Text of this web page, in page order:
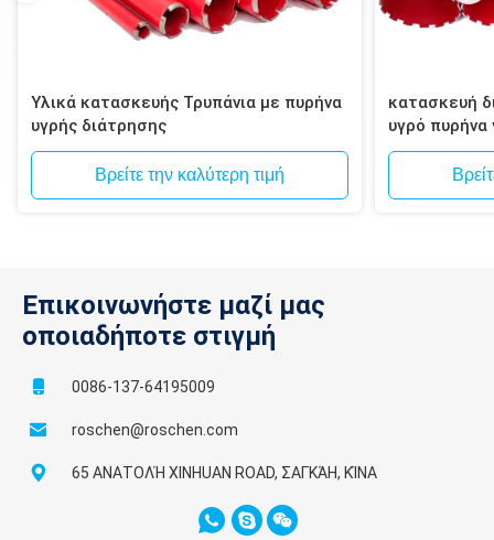
Υλικά κατασκευής Τρυπάνια με πυρήνα
υγρής διάτρησης
Βρείτε την καλύτερη τιμή
κατασκευή
υγρό
τοιχοποιία,
Επικοινωνήστε μαζί μας
οποιαδήποτε στιγμή
0086-137-64195009
roschen@roschen.com
65 ΑΝΑΤΟΛΉ XINHUAN ROAD, ΣΑΓΚΆΗ, ΚΊΝΑ